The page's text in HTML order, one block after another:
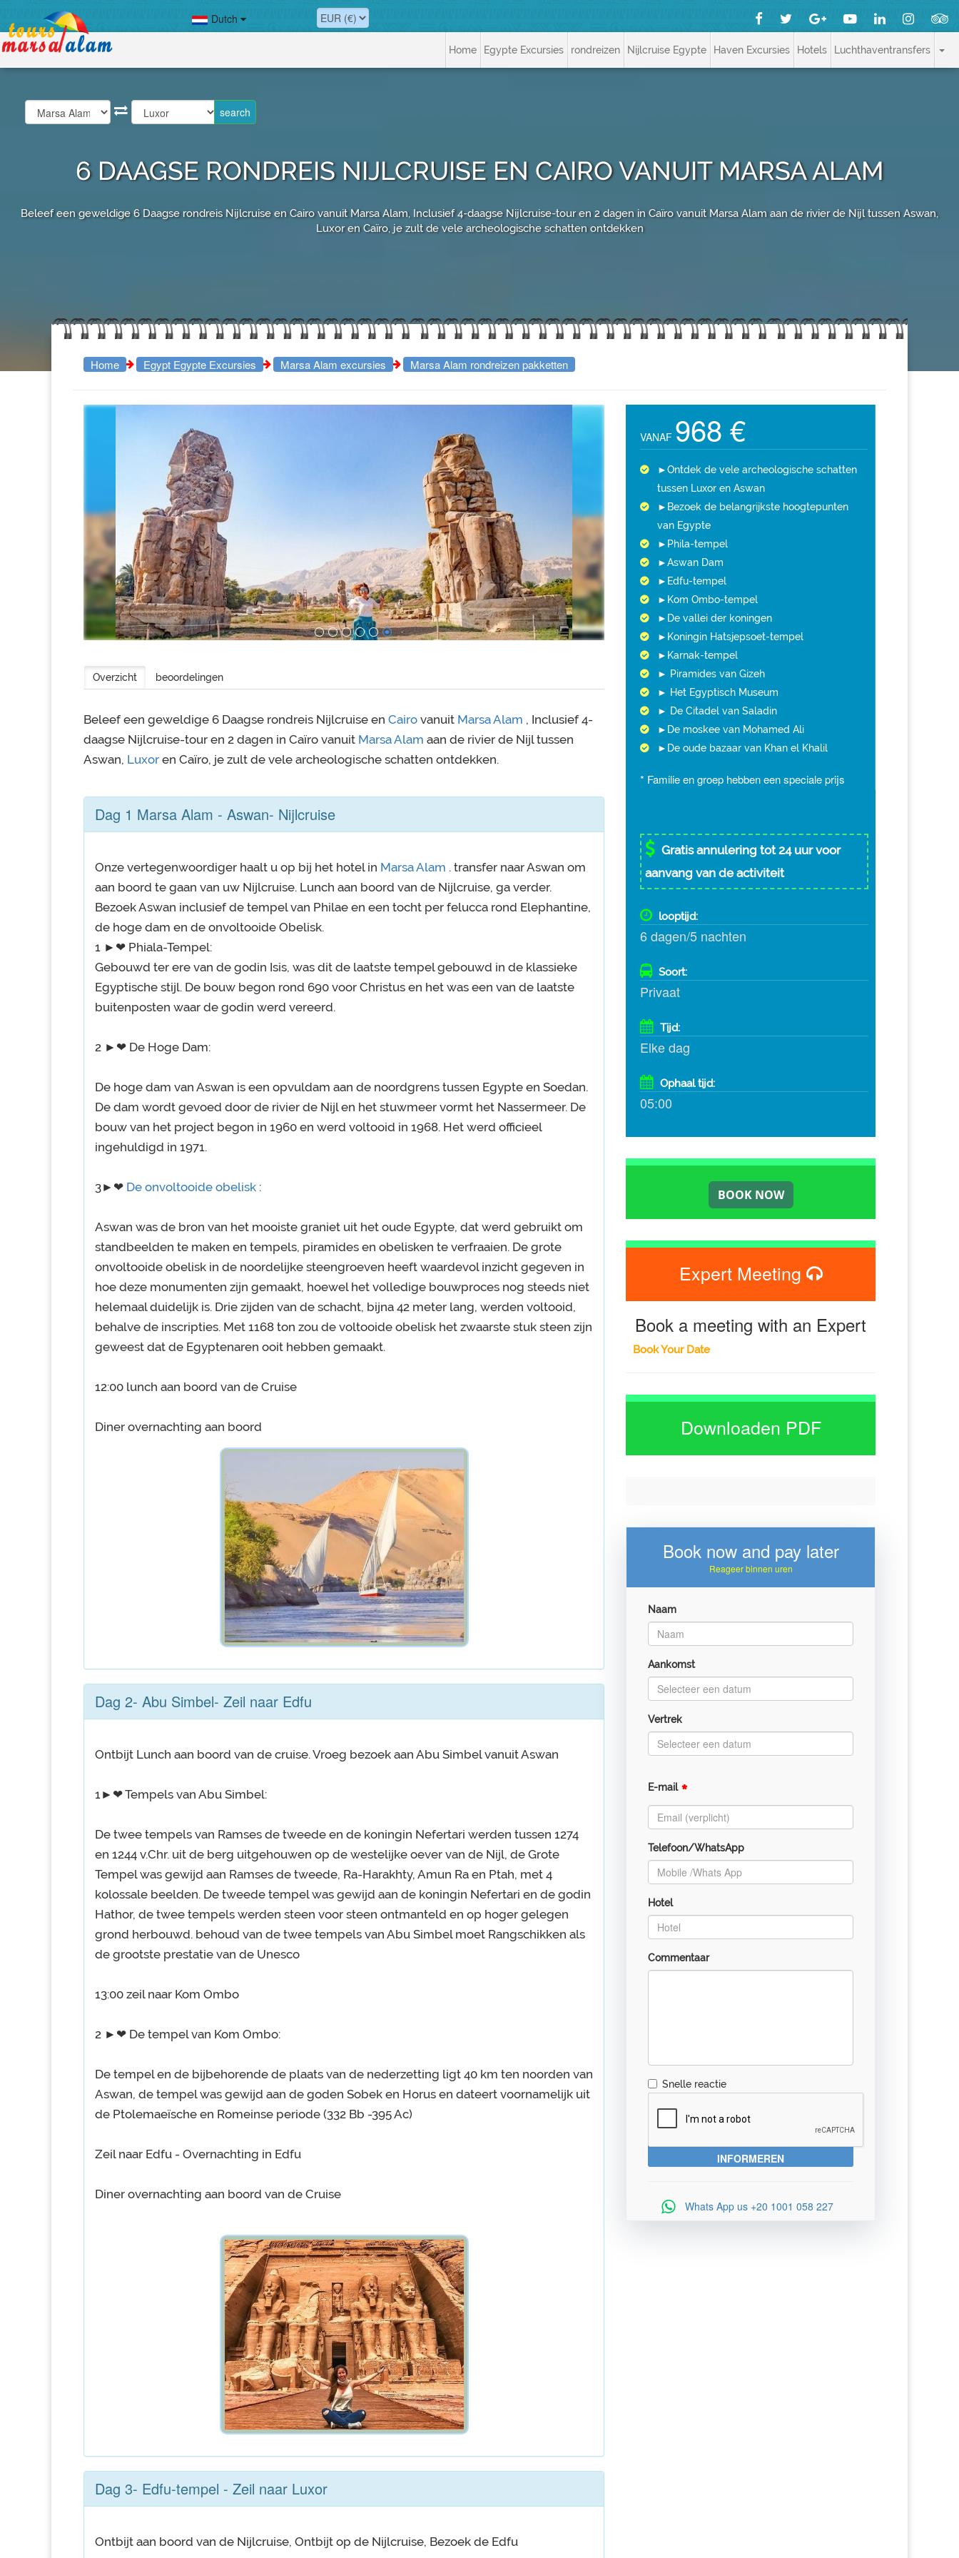
Dutch
Home Egypte Excursies rondreizen Nijlcruise Egypte Haven Excursies Hotels Luchthaventransfers
6 DAAGSE RONDREIS NIJLCRUISE EN CAIRO VANUIT MARSA ALAM
Beleef een geweldige 6 Daagse rondreis Nijlcruise en Cairo vanuit Marsa Alam, Inclusief 4-daagse Nijlcruise-tour en 2 dagen in Caïro vanuit Marsa Alam aan de rivier de Nijl tussen Aswan,
Luxor en Caïro, je zult de vele archeologische schatten ontdekken
Home Egypt Egypte Excursies Marsa Alam excursies Marsa Alam rondreizen pakketten
Overzicht beoordelingen
Beleef een geweldige 6 Daagse rondreis Nijlcruise en Cairo vanuit Marsa Alam , Inclusief 4-
daagse Nijlcruise-tour en 2 dagen in Caïro vanuit Marsa Alam aan de rivier de Nijl tussen
Aswan, Luxor en Caïro, je zult de vele archeologische schatten ontdekken.
Dag 1 Marsa Alam - Aswan- Nijlcruise
Onze vertegenwoordiger haalt u op bij het hotel in Marsa Alam . transfer naar Aswan om
aan boord te gaan van uw Nijlcruise. Lunch aan boord van de Nijlcruise, ga verder.
Bezoek Aswan inclusief de tempel van Philae en een tocht per felucca rond Elephantine,
de hoge dam en de onvoltooide Obelisk.
1 ►❤ Phiala-Tempel:
Gebouwd ter ere van de godin Isis, was dit de laatste tempel gebouwd in de klassieke
Egyptische stijl. De bouw begon rond 690 voor Christus en het was een van de laatste
buitenposten waar de godin werd vereerd.
2 ►❤ De Hoge Dam:
De hoge dam van Aswan is een opvuldam aan de noordgrens tussen Egypte en Soedan.
De dam wordt gevoed door de rivier de Nijl en het stuwmeer vormt het Nassermeer. De
bouw van het project begon in 1960 en werd voltooid in 1968. Het werd officieel
ingehuldigd in 1971.
3►❤ De onvoltooide obelisk :
Aswan was de bron van het mooiste graniet uit het oude Egypte, dat werd gebruikt om
standbeelden te maken en tempels, piramides en obelisken te verfraaien. De grote
onvoltooide obelisk in de noordelijke steengroeven heeft waardevol inzicht gegeven in
hoe deze monumenten zijn gemaakt, hoewel het volledige bouwproces nog steeds niet
helemaal duidelijk is. Drie zijden van de schacht, bijna 42 meter lang, werden voltooid,
behalve de inscripties. Met 1168 ton zou de voltooide obelisk het zwaarste stuk steen zijn
geweest dat de Egyptenaren ooit hebben gemaakt.
12:00 lunch aan boord van de Cruise
Diner overnachting aan boord
Dag 2- Abu Simbel- Zeil naar Edfu
Ontbijt Lunch aan boord van de cruise. Vroeg bezoek aan Abu Simbel vanuit Aswan
1►❤ Tempels van Abu Simbel:
De twee tempels van Ramses de tweede en de koningin Nefertari werden tussen 1274
en 1244 v.Chr. uit de berg uitgehouwen op de westelijke oever van de Nijl, de Grote
Tempel was gewijd aan Ramses de tweede, Ra-Harakhty, Amun Ra en Ptah, met 4
kolossale beelden. De tweede tempel was gewijd aan de koningin Nefertari en de godin
Hathor, de twee tempels werden steen voor steen ontmanteld en op hoger gelegen
grond herbouwd. behoud van de twee tempels van Abu Simbel moet Rangschikken als
de grootste prestatie van de Unesco
13:00 zeil naar Kom Ombo
2 ►❤ De tempel van Kom Ombo:
De tempel en de bijbehorende de plaats van de nederzetting ligt 40 km ten noorden van
Aswan, de tempel was gewijd aan de goden Sobek en Horus en dateert voornamelijk uit
de Ptolemaeïsche en Romeinse periode (332 Bb -395 Ac)
Zeil naar Edfu - Overnachting in Edfu
Diner overnachting aan boord van de Cruise
Dag 3- Edfu-tempel - Zeil naar Luxor
Ontbijt aan boord van de Nijlcruise, Ontbijt op de Nijlcruise, Bezoek de Edfu
VANAF 968 €
►Ontdek de vele archeologische schatten
tussen Luxor en Aswan
►Bezoek de belangrijkste hoogtepunten
van Egypte
►Phila-tempel
►Aswan Dam
►Edfu-tempel
►Kom Ombo-tempel
►De vallei der koningen
►Koningin Hatsjepsoet-tempel
►Karnak-tempel
► Piramides van Gizeh
► Het Egyptisch Museum
► De Citadel van Saladin
►De moskee van Mohamed Ali
►De oude bazaar van Khan el Khalil
* Familie en groep hebben een speciale prijs
Gratis annulering tot 24 uur voor
aanvang van de activiteit
looptijd:
6 dagen/5 nachten
Soort:
Privaat
Tijd:
Elke dag
Ophaal tijd:
05:00
Expert Meeting
Book a meeting with an Expert
Book Your Date
Downloaden PDF
Book now and pay later
Reageer binnen uren
Naam
Aankomst
Vertrek
E-mail *
Telefoon/WhatsApp
Hotel
Commentaar
Snelle reactie
Whats App us +20 1001 058 227